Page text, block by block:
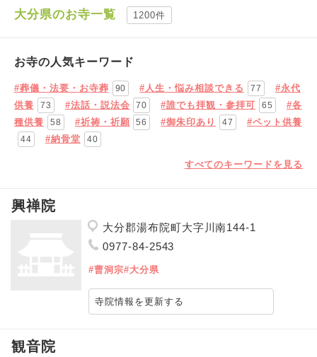
大分県のお寺一覧 1200件
お寺の人気キーワード
#葬儀・法要・お寺葬 90 #人生・悩み相談できる 77
#永代
供養
73 #法話・説法会 70 #誰でも拝観・参拝可 65
#各
種供養
58 #祈祷・祈願 56 #御朱印あり 47 #ペット供養
44 #納骨堂 40
すべてのキーワードを見る
興禅院
大分郡湯布院町大字川南144-1
0977-84-2543
#曹洞宗#大分県
寺院情報を更新する
観音院